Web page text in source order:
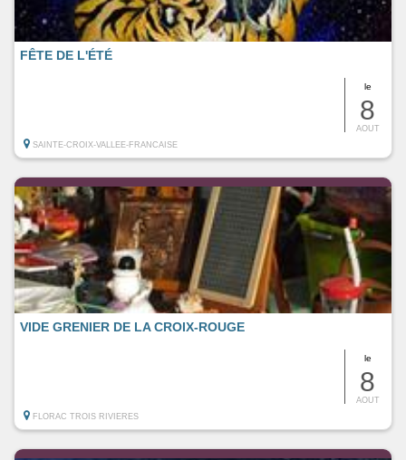
le
8
AOUT
FÊTE DE L'ÉTÉ
SAINTE-CROIX-VALLEE-FRANCAISE
le
8
AOUT
VIDE GRENIER DE LA CROIX-ROUGE
FLORAC TROIS RIVIERES